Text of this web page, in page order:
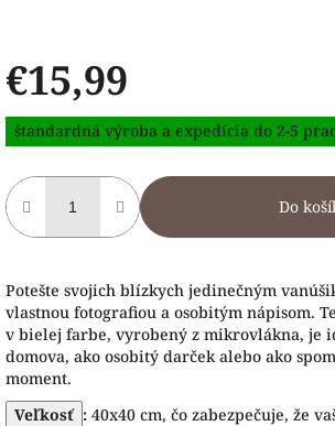
€15,99
Jednotková
cena:
štandardná výroba a expedícia do 2-5
Do
Potešte svojich blízkych jedinečným
vlastnou fotografiou a osobitým nápisom.
v bielej farbe, vyrobený z mikrovlákna, je
domova, ako osobitý darček alebo ako
moment.
Veľkosť : 40x40 cm, čo zabezpečuje, že